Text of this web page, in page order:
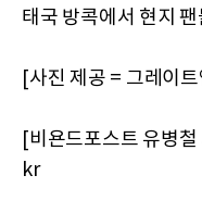
태국 방콕에서 현지
[사진 제공 = 그레이
[비욘드포스트 유병
kr